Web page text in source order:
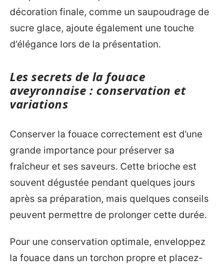
décoration finale, comme un saupoudrage de
sucre glace, ajoute également une touche
d’élégance lors de la présentation.
Les secrets de la fouace
aveyronnaise : conservation et
variations
Conserver la fouace correctement est d’une
grande importance pour préserver sa
fraîcheur et ses saveurs. Cette brioche est
souvent dégustée pendant quelques jours
après sa préparation, mais quelques conseils
peuvent permettre de prolonger cette durée.
Pour une conservation optimale, enveloppez
la fouace dans un torchon propre et placez-